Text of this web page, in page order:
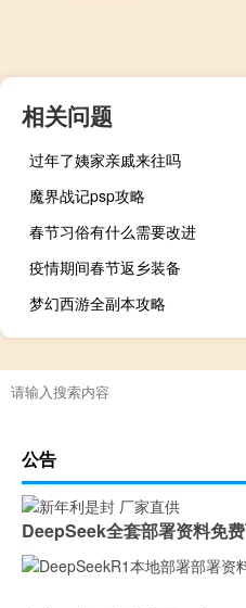
相关问题
过年了姨家亲戚来往吗
魔界战记psp攻略
春节习俗有什么需要改进
疫情期间春节返乡装备
梦幻西游全副本攻略
公告
DeepSeek全套部署资料免